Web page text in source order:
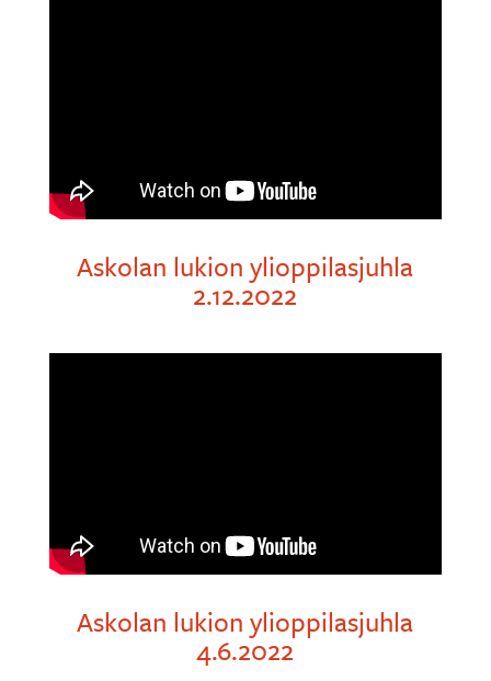
Askolan lukion ylioppilasjuhla
2.12.2022
Askolan lukion ylioppilasjuhla
4.6.2022